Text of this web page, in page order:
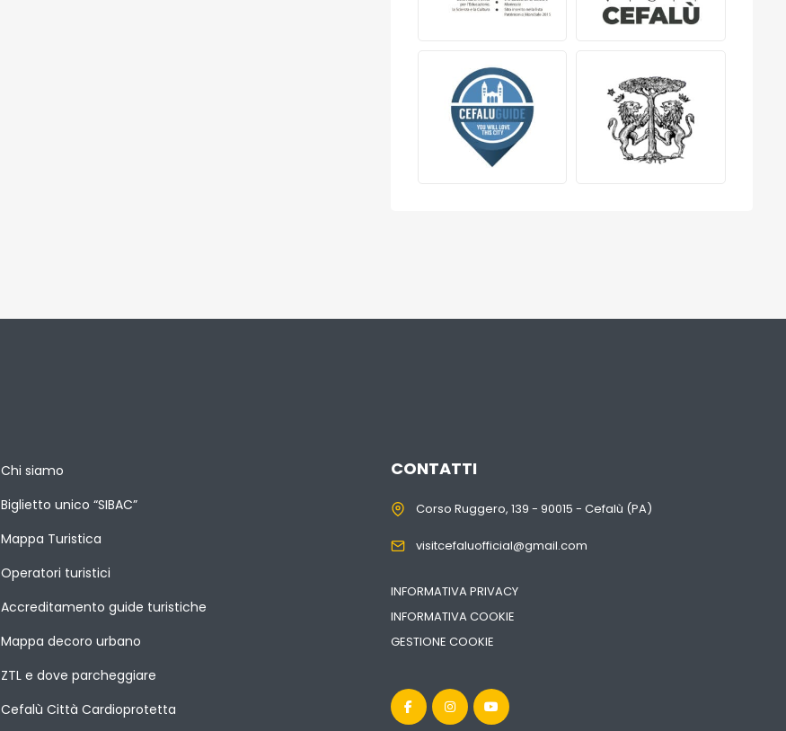
Chi siamo
Biglietto unico “SIBAC”
Mappa Turistica
Operatori turistici
Accreditamento guide turistiche
Mappa decoro urbano
ZTL e dove parcheggiare
Cefalù Città Cardioprotetta
CONTATTI
Corso Ruggero, 139 - 90015 - Cefalù (PA)
visitcefaluofficial@gmail.com
INFORMATIVA PRIVACY
INFORMATIVA COOKIE
GESTIONE COOKIE